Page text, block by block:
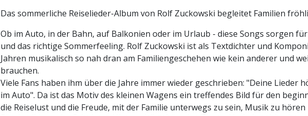
Das sommerliche Reiselieder-Album von Rolf Zuckowski begleitet Familien
Ob im Auto, in der Bahn, auf Balkonien oder im Urlaub - diese Songs sorgen
und das richtige Sommerfeeling. Rolf Zuckowski ist als Textdichter und
Jahren musikalisch so nah dran am Familiengeschehen wie kein anderer und
brauchen.
Viele Fans haben ihm über die Jahre immer wieder geschrieben: "Deine Lieder
im Auto". Da ist das Motiv des kleinen Wagens ein treffendes Bild für den
die Reiselust und die Freude, mit der Familie unterwegs zu sein, Musik zu